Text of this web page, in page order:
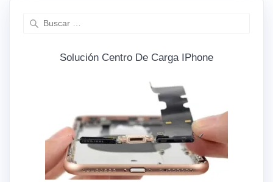
Solución Centro De Carga IPhone